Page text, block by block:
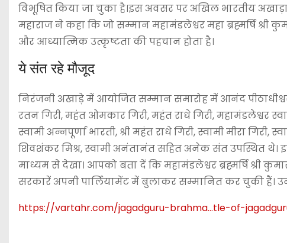
विभूषित किया जा चुका है।इस अवसर पर अखिल भारतीय अखाड़ा
महाराज ने कहा कि जो सम्मान महामंडलेश्वर महा ब्रह्मर्षि श्री
और आध्यात्मिक उत्कृष्टता की पहचान होता है।
ये संत रहे मौजूद
निरंजनी अखाड़े में आयोजित सम्मान समारोह में आनंद
रतन गिरी, महंत ओमकार गिरी, महंत राधे गिरी, महामंडलेश्वर
स्वामी अन्नपूर्णा भारती, श्री महंत राधे गिरी, स्वामी मीरा गिरी,
शिवशंकर मिश्र, स्वामी अनंतानंत सहित अनेक संत उपस्थित थे।
माध्यम से देखा। आपको बता दें कि महामंडलेश्वर ब्रह्मर्षि श्री
सरकारें अपनी पार्लियामेंट में बुलाकर सम्मानित कर चुकी हैं।
https://vartahr.com/jagadguru-brahma…tle-of-